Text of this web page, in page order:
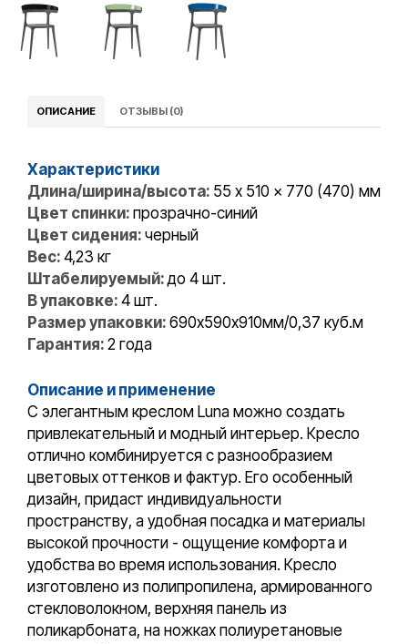
ОПИСАНИЕ ОТЗЫВЫ (0)
Характеристики
Длина/ширина/высота: 55 x 510 x 770 (470) мм
Цвет спинки: прозрачно-синий
Цвет сидения: черный
Вес: 4,23 кг
Штабелируемый:до 4 шт.
В упаковке: 4 шт.
Размер упаковки: 690х590х910мм/0,37 куб.м
Гарантия: 2 года
Описание и применение
С элегантным креслом Luna можно создать
привлекательный и модный интерьер. Кресло
отлично комбинируется с разнообразием
цветовых оттенков и фактур. Его особенный
дизайн, придаст индивидуальности
пространству, а удобная посадка и материалы
высокой прочности - ощущение комфорта и
удобства во время использования. Кресло
изготовлено из полипропилена, армированного
стекловолокном, верхняя панель из
поликарбоната, на ножках полиуретановые